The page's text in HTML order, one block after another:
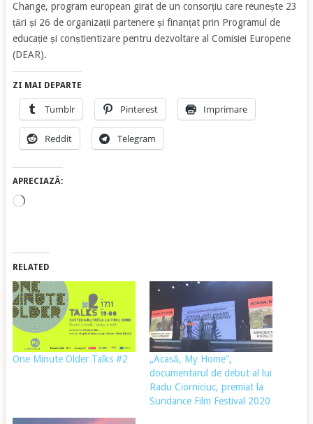
Change, program european girat de un consorțiu care reunește 23
țări și 26 de organizații partenere și finanțat prin Programul de
educație și conștientizare pentru dezvoltare al Comisiei Europene
(DEAR).
ZI MAI DEPARTE
Tumblr Pinterest Imprimare
Reddit Telegram
APRECIAZĂ:
Încarc...
RELATED
One Minute Older Talks #2
„Acasă, My Home”,
documentarul de debut al lui
Radu Ciorniciuc, premiat la
Sundance Film Festival 2020